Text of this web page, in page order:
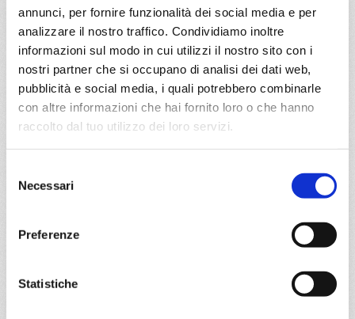
annunci, per fornire funzionalità dei social media e per
analizzare il nostro traffico. Condividiamo inoltre
informazioni sul modo in cui utilizzi il nostro sito con i
nostri partner che si occupano di analisi dei dati web,
pubblicità e social media, i quali potrebbero combinarle
con altre informazioni che hai fornito loro o che hanno
raccolto dal tuo utilizzo dei loro servizi.
delNecessari
Preferenze
Statistiche
€ 823
€ 823
a partire da
€ 823
MSC Divina
Kusadasi, Mormugao, Napoli, Civitavecchia, Mykonos,